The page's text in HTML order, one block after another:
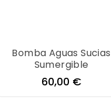
Bomba Aguas Sucias
Sumergible
Precio
60,00 €